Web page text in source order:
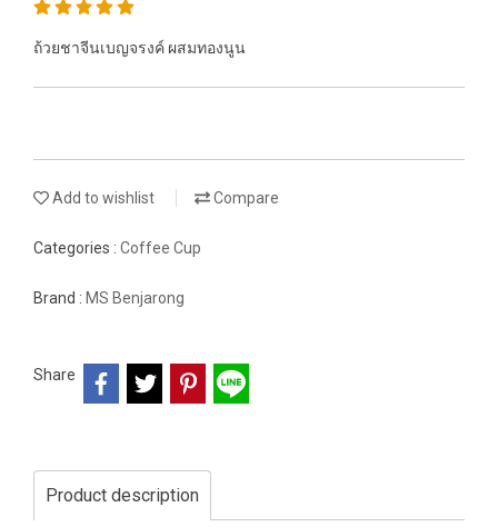
ถ้วยชาจีนเบญจรงค์ ผสมทองนูน
Add to wishlist Compare
Categories : Coffee Cup
Brand : MS Benjarong
Share
Product description